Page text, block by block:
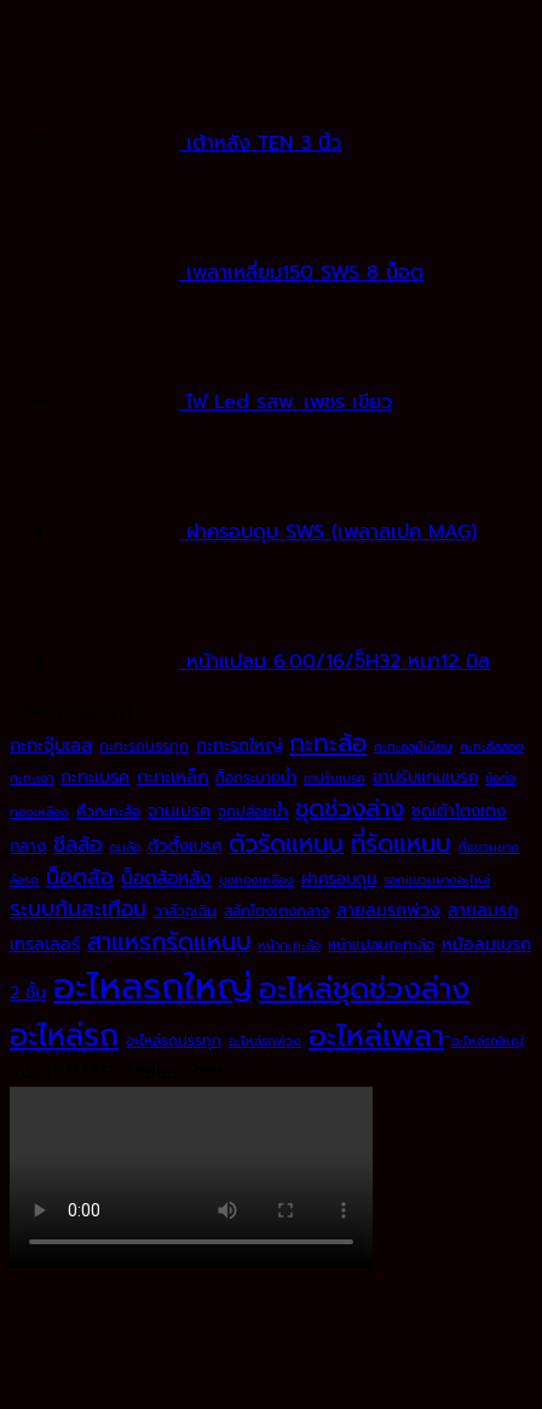
เต้าหลัง TEN 3 นิ้ว
เพลาเหลี่ยม150 SWS 8 น็อต
ไฟ Led รสพ. เพชร เขียว
ฝาครอบดุม SWS (เพลาสเปค MAG)
หน้าแปลน 6.00/16/5็H32 หนา12 มิล
กะทะจุ๊บเลส กะทะรถบรรทุก กะทะรถใหญ่ กะทะล้อ กะทะอลูมิเนียม กะทะอัลลอย
กะทะเงา กะทะเบรค กะทะเหล็ก ก็อกระบายน้ำ ขาปรับเบรค ขาปรับแกนเบรค ข้อต่อ
ทองเหลือง คิ้วกะทะล้อ จานเบรค จุกปล่อยน้ำ ชุดช่วงล่าง ชุดเต้าโตงเตง
กลาง ซีลล้อ ดุมล้อ ตัวตั้งเบรค ตัวรัดแหนบ ที่รัดแหนบ ที่แขวนยาง
ล้อรถ น็อตล้อ น็อตล้อหลัง บูชทองเหลือง ฝาครอบดุม รอกแขวนยางอะไหล่
ระบบกันสะเทือน วาล์วฉุเฉิน สลักโตงเตงกลาง สายลมรถพ่วง สายลมรถ
เทรลเลอร์ สาแหรกรัดแหนบ หน้ากะทะล้อ หน้าแปลนกะทะล้อ หม้อลมเบรค
2 ชั้น อะไหลรถใหญ่อะไหล่ชุดช่วงล่าง
อะไหล่รถ อะไหล่รถบรรทุก อะไหล่รถพ่วง อะไหล่เพลา ิอะไหล่รถใหญ่